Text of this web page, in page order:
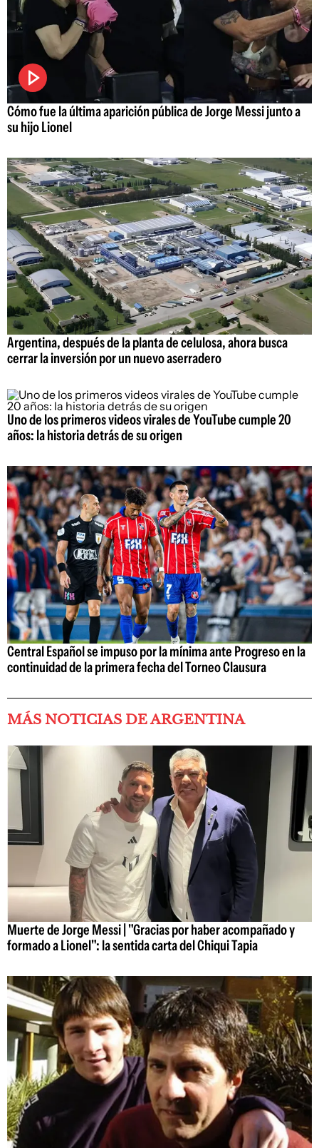
Cómo fue la última aparición pública de Jorge Messi junto a
su hijo Lionel
Argentina, después de la planta de celulosa, ahora busca
cerrar la inversión por un nuevo aserradero
Uno de los primeros videos virales de YouTube cumple 20
años: la historia detrás de su origen
Central Español se impuso por la mínima ante Progreso en la
continuidad de la primera fecha del Torneo Clausura
MÁS NOTICIAS DE ARGENTINA
Muerte de Jorge Messi | "Gracias por haber acompañado y
formado a Lionel": la sentida carta del Chiqui Tapia